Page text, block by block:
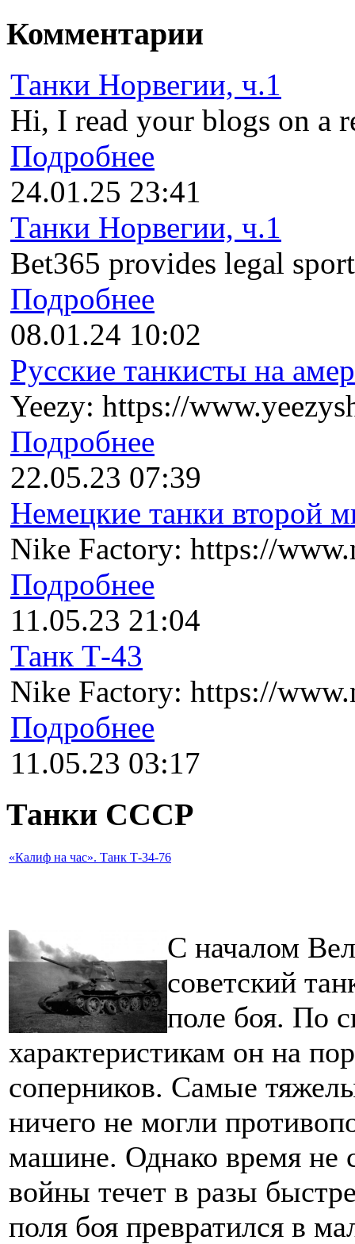
Комментарии
Танки Норвегии, ч.1
Hi, I read your blogs on a
Подробнее
24.01.25 23:41
Танки Норвегии, ч.1
Bet365 provides legal
Подробнее
08.01.24 10:02
Русские танкисты на
Yeezy: https://
Подробнее
22.05.23 07:39
Немецкие танки второй
Nike Factory: https://
Подробнее
11.05.23 21:04
Танк Т-43
Nike Factory: https://
Подробнее
11.05.23 03:17
Танки СССР
«Калиф на час». Танк Т-34-76
С началом
советский
поле боя. По
характеристикам он на
соперников. Самые
ничего не могли
машине. Однако время не
войны течет в разы
поля боя превратился в